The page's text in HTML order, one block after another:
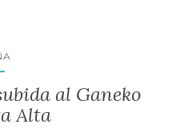
al Ganeko
Alta